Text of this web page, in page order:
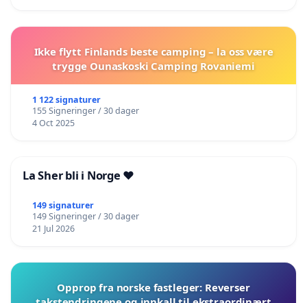
Ikke flytt Finlands beste camping – la oss være
trygge Ounaskoski Camping Rovaniemi
1 122 signaturer
155 Signeringer / 30 dager
4 Oct 2025
La Sher bli i Norge ❤️
149 signaturer
149 Signeringer / 30 dager
21 Jul 2026
Opprop fra norske fastleger: Reverser